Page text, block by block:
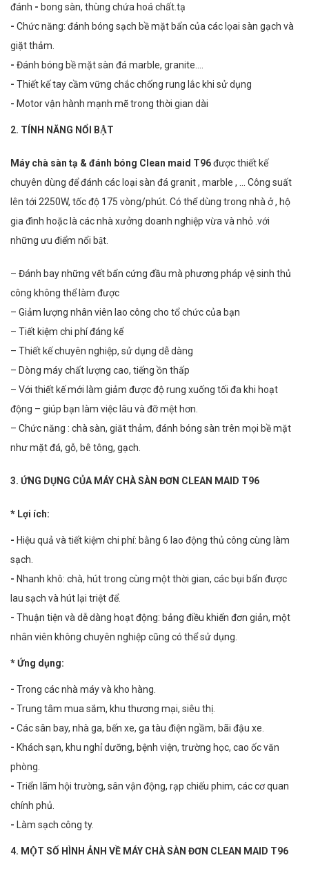
đánh - bong sàn, thùng chứa hoá chất.tạ
- Chức năng: đánh bóng sạch bề mặt bẩn của các lọai sàn gạch và
giặt thảm.
- Đánh bóng bề mặt sàn đá marble, granite….
- Thiết kế tay cầm vững chắc chống rung lắc khi sử dụng
- Motor vận hành mạnh mẽ trong thời gian dài
2. TÍNH NĂNG NỔI BẬT
Máy chà sàn tạ & đánh bóng Clean maid T96được thiết kế
chuyên dùng để đánh các loại sàn đá granit , marble , … Công suất
lên tới 2250W, tốc độ 175 vòng/phút. Có thể dùng trong nhà ở , hộ
gia đình hoặc là các nhà xưởng doanh nghiệp vừa và nhỏ .với
những ưu điểm nổi bật.
– Đánh bay những vết bẩn cứng đầu mà phương pháp vệ sinh thủ
công không thể làm được
– Giảm lượng nhân viên lao công cho tổ chức của bạn
– Tiết kiệm chi phí đáng kể
– Thiết kế chuyên nghiệp, sử dụng dễ dàng
– Dòng máy chất lượng cao, tiếng ồn thấp
– Với thiết kế mới làm giảm được độ rung xuống tối đa khi hoạt
động – giúp bạn làm việc lâu và đỡ mệt hơn.
– Chức năng : chà sàn, giăt thảm, đánh bóng sàn trên mọi bề mặt
như mặt đá, gỗ, bê tông, gạch.
3. ỨNG DỤNG CỦA MÁY CHÀ SÀN ĐƠN CLEAN MAID T96
* Lợi ích:
- Hiệu quả và tiết kiệm chi phí: bằng 6 lao động thủ công cùng làm
sạch.
- Nhanh khô: chà, hút trong cùng một thời gian, các bụi bẩn được
lau sạch và hút lại triệt để.
- Thuận tiện và dễ dàng hoạt động: bảng điều khiển đơn giản, một
nhân viên không chuyên nghiệp cũng có thể sử dụng.
* Ứng dụng:
- Trong các nhà máy và kho hàng.
- Trung tâm mua sắm, khu thương mại, siêu thị.
- Các sân bay, nhà ga, bến xe, ga tàu điện ngầm, bãi đậu xe.
- Khách sạn, khu nghỉ dưỡng, bệnh viện, trường học, cao ốc văn
phòng.
- Triển lãm hội trường, sân vận động, rạp chiếu phim, các cơ quan
chính phủ.
-
Làm sạch công ty.
4. MỘT SỐ HÌNH ẢNH VỀ MÁY CHÀ SÀN ĐƠN CLEAN MAID T96